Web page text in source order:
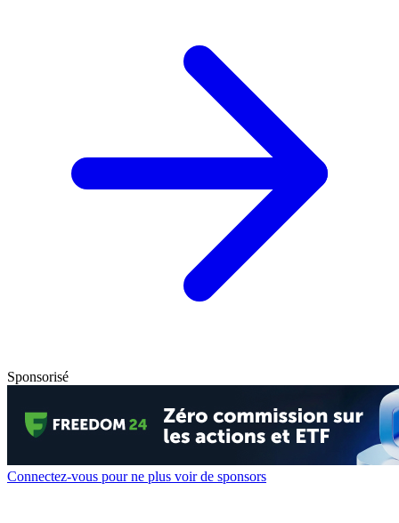
Sponsorisé
Connectez-vous pour ne plus voir de sponsors